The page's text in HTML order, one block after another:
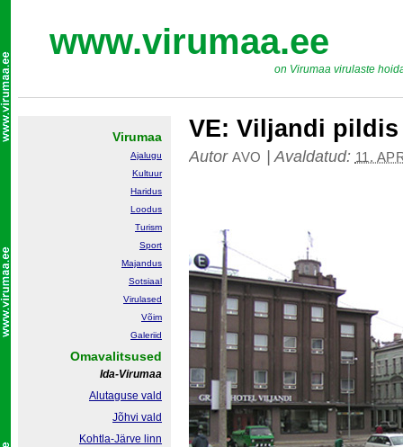
www.virumaa.ee
on Virumaa virulaste
VE: Viljandi pildis
Autor AVO |Avaldatud: 11.
Virumaa
Ajalugu
Kultuur
Haridus
Loodus
Turism
Sport
Majandus
Sotsiaal
Virulased
Võim
Galeriid
Omavalitsused
Ida-Virumaa
Alutaguse vald
Jõhvi vald
Kohtla-Järve linn